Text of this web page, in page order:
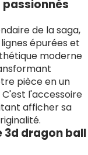
passionnés
de la saga,
épurées et
moderne
pièce en un
l'accessoire
afficher sa
3d dragon ball